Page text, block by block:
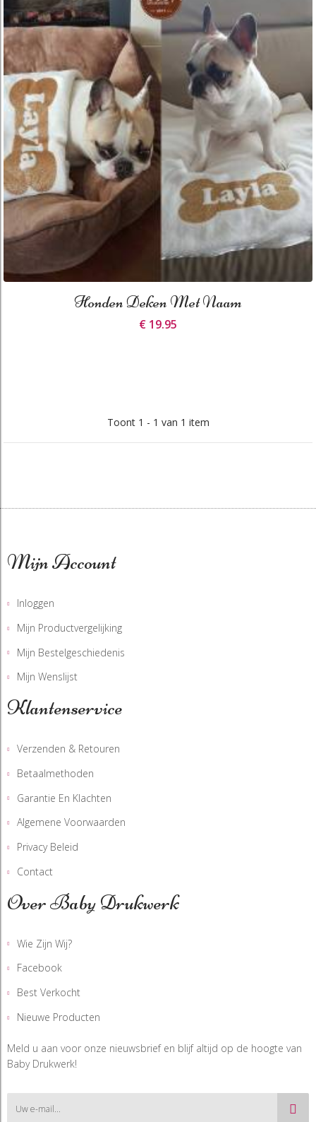
Honden Deken Met Naam
€ 19.95
Toont 1 - 1 van 1 item
Mijn Account
Inloggen
Mijn Productvergelijking
Mijn Bestelgeschiedenis
Mijn Wenslijst
Klantenservice
Verzenden & Retouren
Betaalmethoden
Garantie En Klachten
Algemene Voorwaarden
Privacy Beleid
Contact
Over Baby Drukwerk
Wie Zijn Wij?
Facebook
Best Verkocht
Nieuwe Producten
Meld u aan voor onze nieuwsbrief en blijf altijd op de hoogte van
Baby Drukwerk!